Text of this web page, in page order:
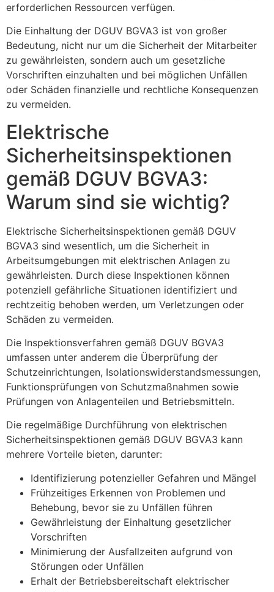
erforderlichen Ressourcen verfügen.
Die Einhaltung der DGUV BGVA3 ist von großer
Bedeutung, nicht nur um die Sicherheit der Mitarbeiter
zu gewährleisten, sondern auch um gesetzliche
Vorschriften einzuhalten und bei möglichen Unfällen
oder Schäden finanzielle und rechtliche Konsequenzen
zu vermeiden.
Elektrische
Sicherheitsinspektionen
gemäß DGUV BGVA3:
Warum sind sie wichtig?
Elektrische Sicherheitsinspektionen gemäß DGUV
BGVA3 sind wesentlich, um die Sicherheit in
Arbeitsumgebungen mit elektrischen Anlagen zu
gewährleisten. Durch diese Inspektionen können
potenziell gefährliche Situationen identifiziert und
rechtzeitig behoben werden, um Verletzungen oder
Schäden zu vermeiden.
Die Inspektionsverfahren gemäß DGUV BGVA3
umfassen unter anderem die Überprüfung der
Schutzeinrichtungen, Isolationswiderstandsmessungen,
Funktionsprüfungen von Schutzmaßnahmen sowie
Prüfungen von Anlagenteilen und Betriebsmitteln.
Die regelmäßige Durchführung von elektrischen
Sicherheitsinspektionen gemäß DGUV BGVA3 kann
mehrere Vorteile bieten, darunter:
Identifizierung potenzieller Gefahren und Mängel
Frühzeitiges Erkennen von Problemen und
Behebung, bevor sie zu Unfällen führen
Gewährleistung der Einhaltung gesetzlicher
Vorschriften
Minimierung der Ausfallzeiten aufgrund von
Störungen oder Unfällen
Erhalt der Betriebsbereitschaft elektrischer